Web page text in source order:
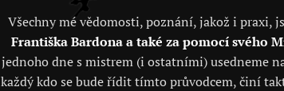
Všechny mé vědomosti, poznání, jakož i praxi,
Františka Bardona a také za pomocí svého
jednoho dne s mistrem (i ostatními) usedneme
každý kdo se bude řídit tímto průvodcem, činí